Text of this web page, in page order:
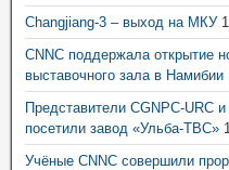
Changjiang-3 – выход на МКУ
CNNC поддержала открытие
выставочного зала в Намибии
Представители CGNPC-URC
посетили завод «Ульба-ТВС»
Учёные CNNC совершили